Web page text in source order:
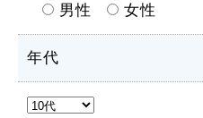
男性 女性
年代